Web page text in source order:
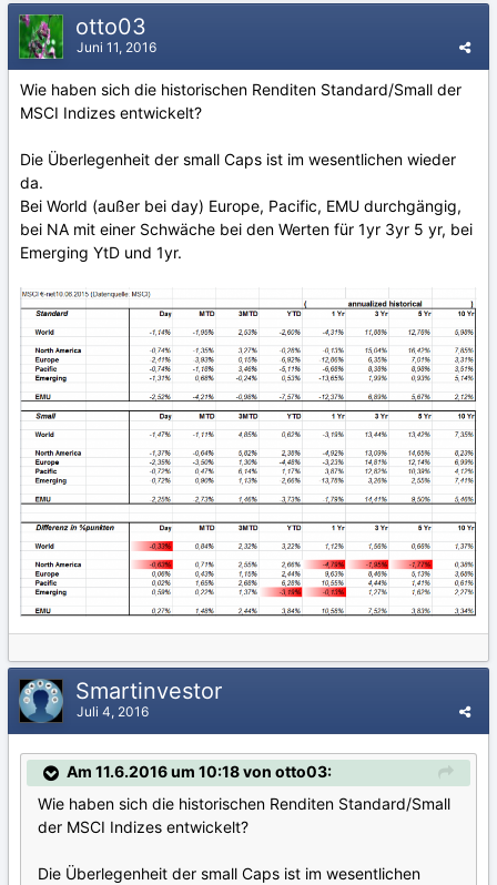
otto03
Juni 11, 2016
Wie haben sich die historischen Renditen Standard/Small der
MSCI Indizes entwickelt?
Die Überlegenheit der small Caps ist im wesentlichen wieder
da.
Bei World (außer bei day) Europe, Pacific, EMU durchgängig,
bei NA mit einer Schwäche bei den Werten für 1yr 3yr 5 yr, bei
Emerging YtD und 1yr.
Smartinvestor
Juli 4, 2016
Am 11.6.2016 um 10:18 von otto03:
Wie haben sich die historischen Renditen Standard/Small
der MSCI Indizes entwickelt?
Die Überlegenheit der small Caps ist im wesentlichen